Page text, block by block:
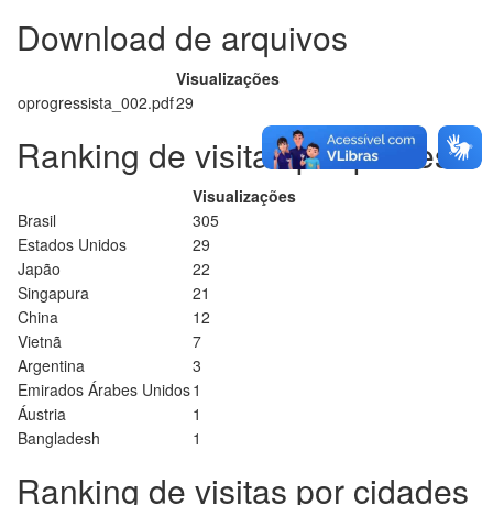
Download de arquivos
Visualizações
oprogressista_002.pdf29
Ranking de visitas por países
Visualizações
Brasil
305
Estados Unidos
29
Japão
22
Singapura
21
China
12
Vietnã
7
Argentina
3
Emirados Árabes Unidos1
Áustria
1
Bangladesh
1
Ranking de visitas por cidades